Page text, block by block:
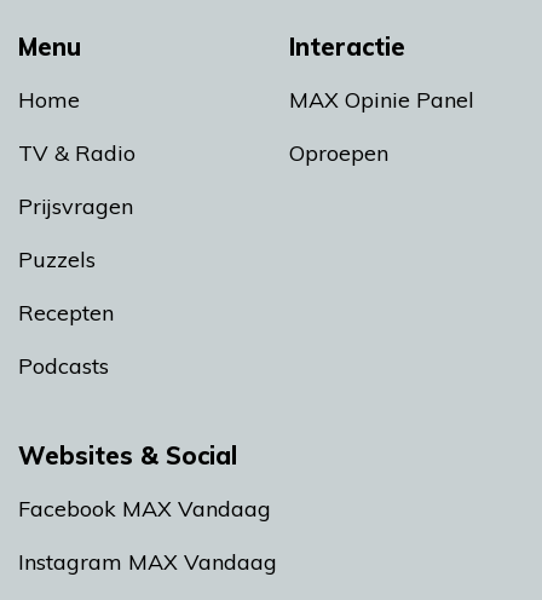
Menu
Home
TV & Radio
Prijsvragen
Puzzels
Recepten
Podcasts
Interactie
MAX Opinie Panel
Oproepen
Websites & Social
Facebook MAX Vandaag
Instagram MAX Vandaag